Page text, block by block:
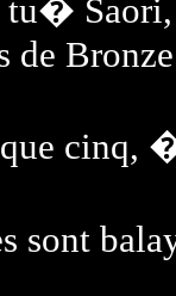
tu�
de
cinq,
sont